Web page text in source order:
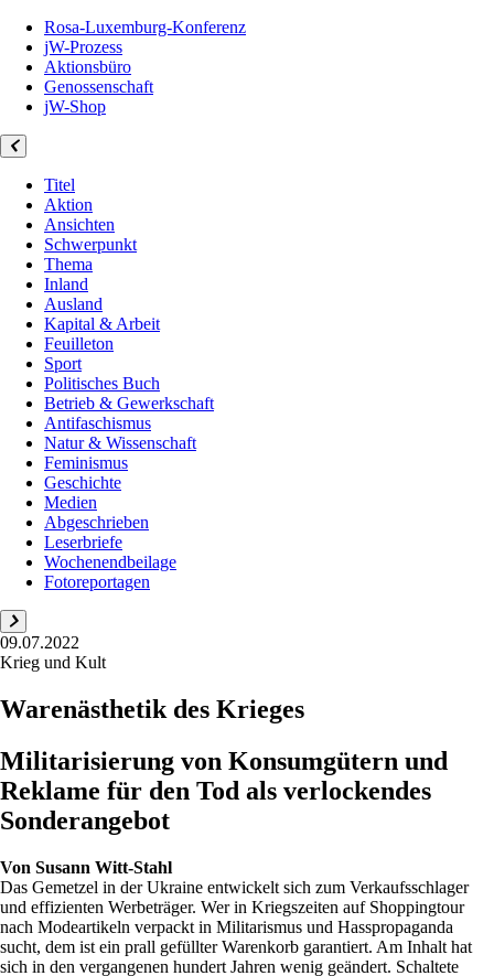
Rosa-Luxemburg-Konferenz
jW-Prozess
Aktionsbüro
Genossenschaft
jW-Shop
Titel
Aktion
Ansichten
Schwerpunkt
Thema
Inland
Ausland
Kapital & Arbeit
Feuilleton
Sport
Politisches Buch
Betrieb & Gewerkschaft
Antifaschismus
Natur & Wissenschaft
Feminismus
Geschichte
Medien
Abgeschrieben
Leserbriefe
Wochenendbeilage
Fotoreportagen
09.07.2022
Krieg und Kult
Warenästhetik des Krieges
Militarisierung von Konsumgütern und
Reklame für den Tod als verlockendes
Sonderangebot
Von Susann Witt-Stahl
Das Gemetzel in der Ukraine entwickelt sich zum Verkaufsschlager
und effizienten Werbeträger. Wer in Kriegszeiten auf Shoppingtour
nach Modeartikeln verpackt in Militarismus und Hasspropaganda
sucht, dem ist ein prall gefüllter Warenkorb garantiert. Am Inhalt hat
sich in den vergangenen hundert Jahren wenig geändert. Schaltete